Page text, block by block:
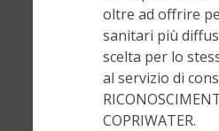
oltre ad offrire
sanitari più
scelta per lo
al servizio di
COPRIWATER.